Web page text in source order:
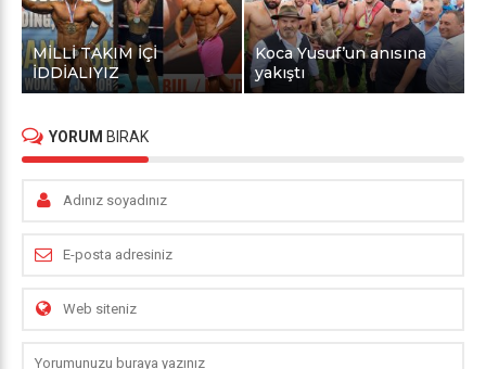
MİLLİ TAKIM İÇİ
İDDİALIYIZ
Koca Yusuf’un anısına
yakıştı
YORUM BIRAK